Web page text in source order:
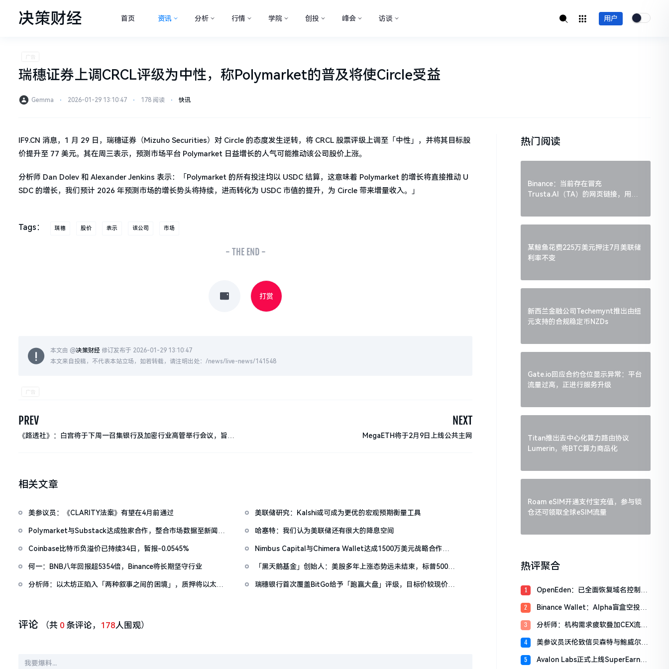
决策财经 首页 资讯 分析 行情 学院 创投 峰会 访谈 用户
瑞穗证券上调CRCL评级为中性，称Polymarket的普及将使Circle受益
Gemma ⋅ 2026-01-29 13:10:47 ⋅ 178 阅读 ⋅ 快讯
IF9.CN 消息，1 月 29 日，瑞穗证券（Mizuho Securities）对 Circle 的态度发生逆转，将 CRCL 股票评级上调至「中性」，并将其目标股
价提升至 77 美元。其在周三表示，预测市场平台 Polymarket 日益增长的人气可能推动该公司股价上涨。
分析师 Dan Dolev 和 Alexander Jenkins 表示：「Polymarket 的所有投注均以 USDC 结算，这意味着 Polymarket 的增长将直接推动 U
SDC 的增长，我们预计 2026 年预测市场的增长势头将持续，进而转化为 USDC 市值的提升，为 Circle 带来增量收入。」
Tags： 瑞穗 股价 表示 该公司 市场
- THE END -
打赏
本文由 @决策财经 修订发布于 2026-01-29 13:10:47
本文来自投稿，不代表本站立场，如若转载，请注明出处：/news/live-news/141548
PREV
《路透社》：白宫将于下周一召集银行及加密行业高管举行会议，旨在
NEXT
MegaETH将于2月9日上线公共主网
相关文章
美参议员：《CLARITY法案》有望在4月前通过 美联储研究：Kalshi或可成为更优的宏观预期衡量工具
Polymarket与Substack达成独家合作，整合市场数据至新闻内
哈塞特：我们认为美联储还有很大的降息空间
Coinbase比特币负溢价已持续34日，暂报-0.0545%
Nimbus Capital与Chimera Wallet达成1500万美元战略合作，
何一：BNB八年回报超5354倍，Binance将长期坚守行业
「黑天鹅基金」创始人：美股多年上涨态势远未结束，标普500将
分析师：以太坊正陷入「两种叙事之间的困境」，质押将以太坊
瑞穗银行首次覆盖BitGo给予「跑赢大盘」评级，目标价较现价仍
评论 （共 0 条评论， 178人围观）
热门阅读
Binance：当前存在冒充
Trusta.AI（TA）的网页链接，用户
某鲸鱼花费225万美元押注7月美联储
利率不变
新西兰金融公司Techemynt推出由纽
元支持的合规稳定币NZDs
Gate.io回应合约仓位显示异常：平台
流量过高，正进行服务升级
Titan推出去中心化算力路由协议
Lumerin，将BTC算力商品化
Roam eSIM开通支付宝充值，参与锁
仓还可领取全球eSIM流量
热评聚合
1
OpenEden：已全面恢复域名控制，
2
Binance Wallet：Alpha盲盒空投将
分
3
分析师：机构需求疲软叠加CEX流入
4
美参议员沃伦致信贝森特与鲍威尔，
行业
5
Avalon Labs正式上线SuperEarn理